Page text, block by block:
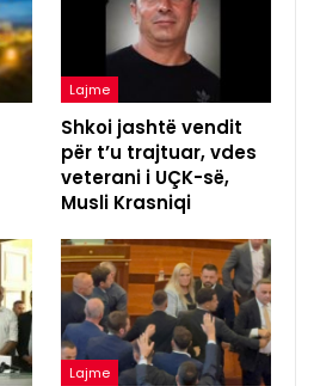
Lajme
Shkoi jashtë vendit
për t’u trajtuar, vdes
veterani i UÇK-së,
Musli Krasniqi
Lajme